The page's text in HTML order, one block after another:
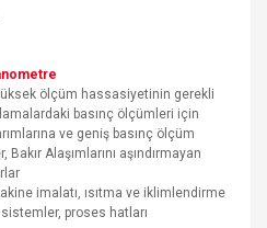
ölçüm hassasiyetinin gerekli
basınç ölçümleri için
ve geniş basınç ölçüm
Alaşımlarını aşındırmayan
imalatı, ısıtma ve iklimlendirme
proses hatları